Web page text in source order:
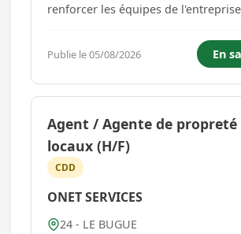
renforcer les équipes de
production, vous intervenez sur les
test, de diagnostic et de
équipements électroniq...
Publie le 05/08/2026 En
Agent / Agente de propreté
locaux (H/F)
CDD
ONET SERVICES
24 - LE BUGUE